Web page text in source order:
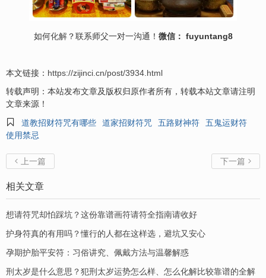
如何化解？联系师父一对一沟通！ 微信： fuyuntang8
本文链接： https://zijinci.cn/post/3934.html
转载声明：本站发布文章及版权归原作者所有，转载本站文章请注明
文章来源！

道教招财符咒有哪些 道家招财符咒 五路财神符
五鬼运财符
使用禁忌
 上一篇 下一篇 
相关文章
想请符咒却怕踩坑？这份靠谱画符请符全指南请收好
护身符真的有用吗？懂行的人都在这样选，避坑又安心
孕期护胎平安符：习俗讲究、佩戴方法与温馨解惑
刑太岁是什么意思？犯刑太岁运势怎么样、怎么化解比较靠谱的全解